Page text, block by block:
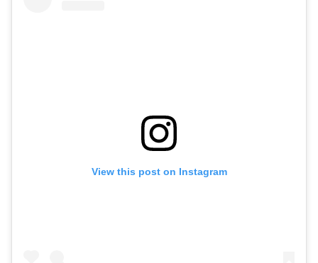
View this post on Instagram